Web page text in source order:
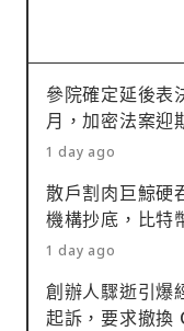
參院確定延後表
月，加密法案迎
1 day ago
散戶割肉巨鯨硬
機構抄底，比特
1 day ago
創辦人驟逝引爆
起訴，要求撤換